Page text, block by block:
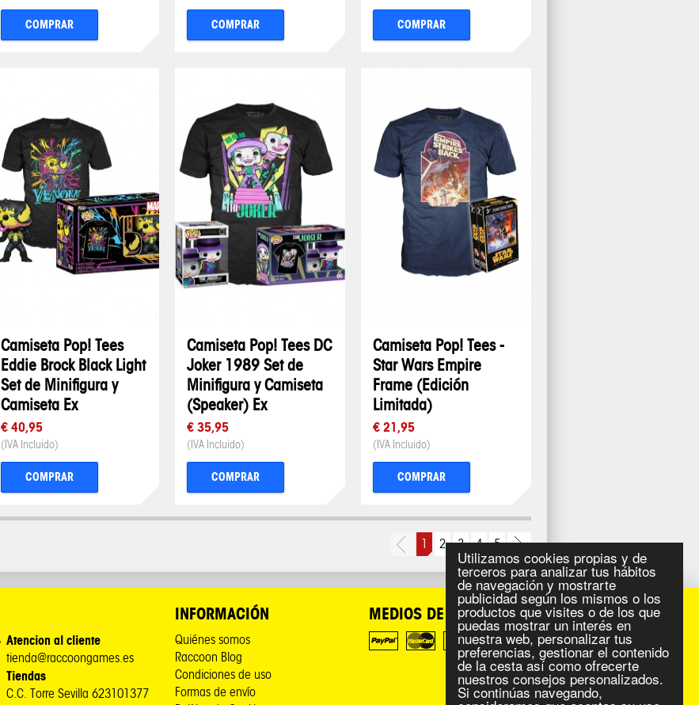
Utilizamos cookies propias y de
terceros para analizar tus hábitos
de navegación y mostrarte
publicidad según los mismos o los
productos que visites o de los que
puedas mostrar un interés en
nuestra web, personalizar tus
preferencias, gestionar el contenido
de la cesta así como ofrecerte
nuestros consejos personalizados.
Si continúas navegando,
COMPRAR COMPRAR COMPRAR
Camiseta Pop! Tees
Eddie Brock Black Light
Set de Minifigura y
Camiseta Ex
€ 40,95
(IVA Incluido)
COMPRAR
Camiseta Pop! Tees DC
Joker 1989 Set de
Minifigura y Camiseta
(Speaker) Ex
€ 35,95
(IVA Incluido)
COMPRAR
Camiseta Pop! Tees -
Star Wars Empire
Frame (Edición
Limitada)
€ 21,95
(IVA Incluido)
COMPRAR
1 2 3 4 5
Atencion al cliente
tienda@raccoongames.es
Tiendas
C.C. Torre Sevilla 623101377
INFORMACIÓN
Quiénes somos
Raccoon Blog
Condiciones de uso
Formas de envío
MEDIOS DE PAGO